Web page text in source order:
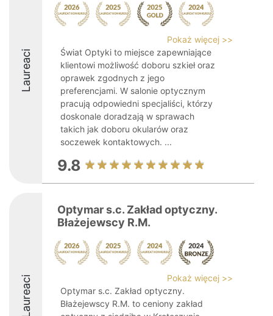
Laureaci
Pokaż więcej >>
Świat Optyki to miejsce zapewniające
klientowi możliwość doboru szkieł oraz
oprawek zgodnych z jego
preferencjami. W salonie optycznym
pracują odpowiedni specjaliści, którzy
doskonale doradzają w sprawach
takich jak doboru okularów oraz
soczewek kontaktowych. ...
9.8
Laureaci
Optymar s.c. Zakład optyczny.
Błażejewscy R.M.
Pokaż więcej >>
Optymar s.c. Zakład optyczny.
Błażejewscy R.M. to ceniony zakład